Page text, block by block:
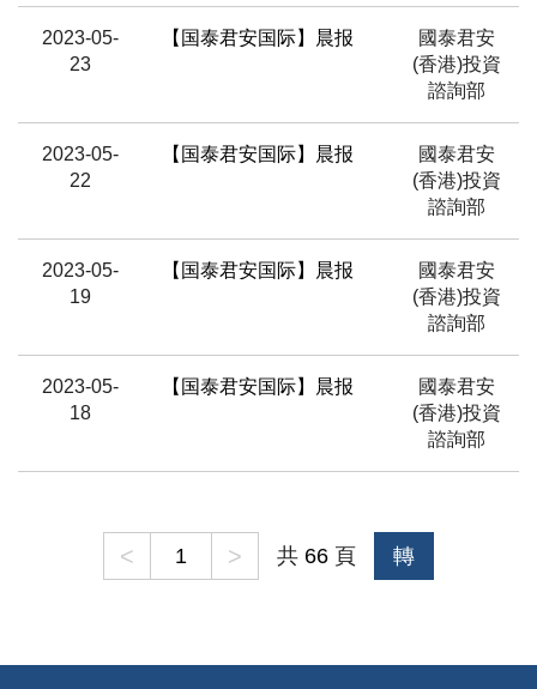
2023-05-
23
【国泰君安国际】晨报
國泰君安
(香港)投資
諮詢部
2023-05-
22
【国泰君安国际】晨报
國泰君安
(香港)投資
諮詢部
2023-05-
19
【国泰君安国际】晨报
國泰君安
(香港)投資
諮詢部
2023-05-
18
【国泰君安国际】晨报
國泰君安
(香港)投資
諮詢部
< > 共 66 頁 轉